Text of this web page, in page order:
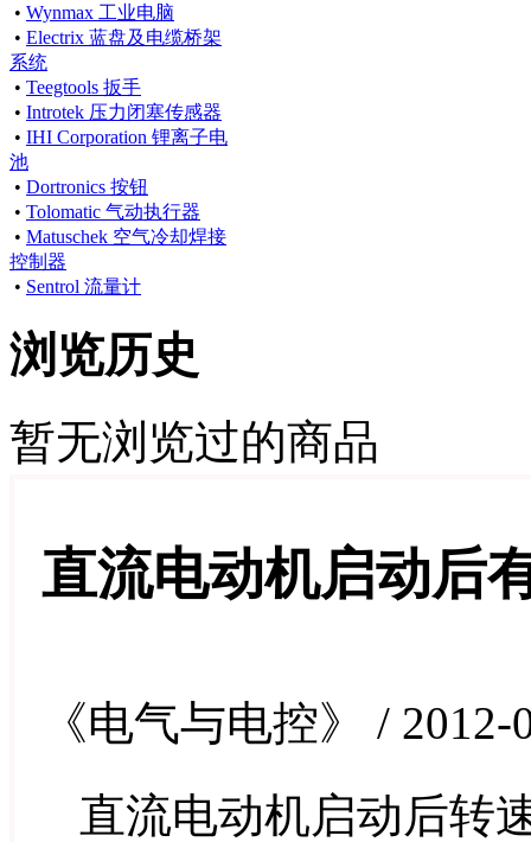
• Wynmax 工业电脑
• Electrix 蓝盘及电缆桥架
系统
• Teegtools 扳手
• Introtek 压力闭塞传感器
• IHI Corporation 锂离子电
池
• Dortronics 按钮
• Tolomatic 气动执行器
• Matuschek 空气冷却焊接
控制器
• Sentrol 流量计
浏览历史
暂无浏览过的商品
直流电动机启动后
《电气与电控》 / 2012-
直流电动机启动后转